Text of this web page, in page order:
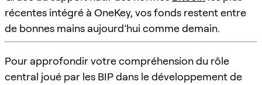
récentes intégré à OneKey, vos fonds restent entre
de bonnes mains aujourd’hui comme demain.
Pour approfondir votre compréhension du rôle
central joué par les BIP dans le développement de